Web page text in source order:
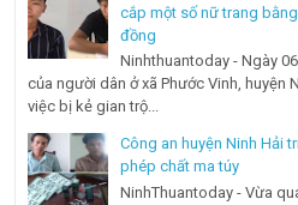
cắp một số nữ trang
đồng
Ninhthuantoday - Ngày
của người dân ở xã Phước Vinh, huyện
việc bị kẻ gian trộ...
Công an huyện Ninh Hải
phép chất ma túy
NinhThuantoday - Vừa